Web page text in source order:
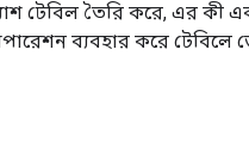
টেবিল তৈরি করে, এর কী এবং
ব্যবহার করে টেবিলে